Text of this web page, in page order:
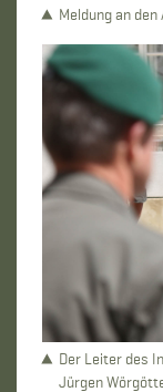
Meldung an
Der Leiter des
Jürgen